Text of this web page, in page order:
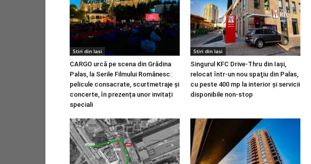
Stiri din Iasi
CARGO urcă pe scena din Grădina
Palas, la Serile Filmului Românesc:
pelicule consacrate, scurtmetraje și
concerte, în prezența unor invitați
speciali
Stiri din Iasi
Singurul KFC Drive-Thru din Iași,
relocat într-un nou spaţiu din Palas,
cu peste 400 mp la interior și servicii
disponibile non-stop